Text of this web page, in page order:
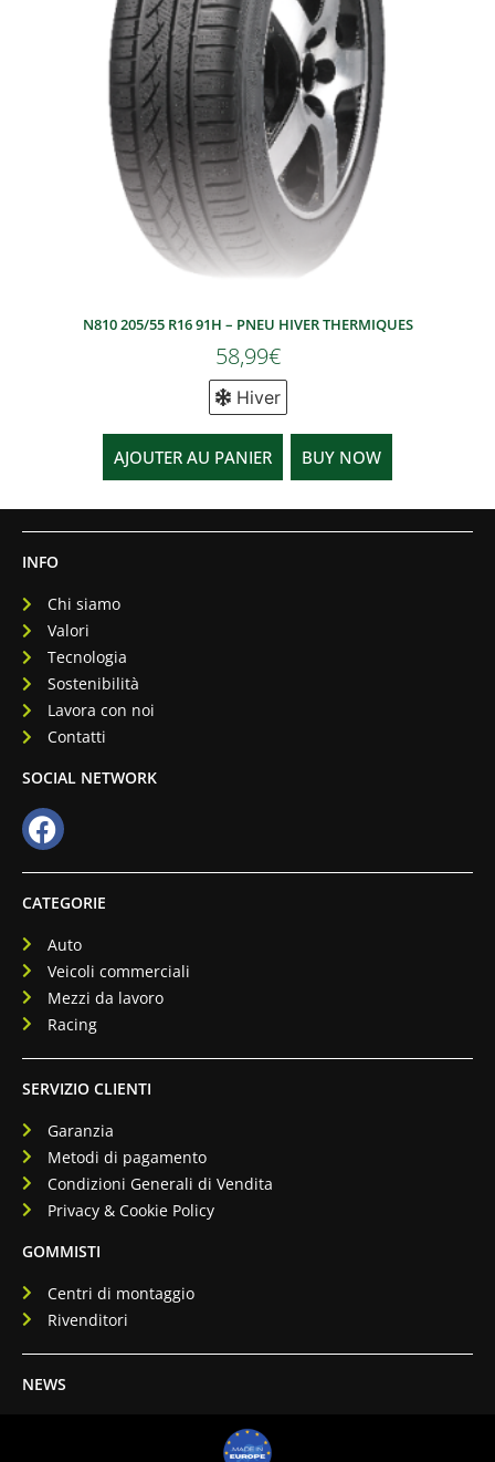
N810 205/55 R16 91H – PNEU HIVER THERMIQUES
58,99€
Hiver
AJOUTER AU PANIER BUY NOW
CATEGORIE
Auto
Veicoli commerciali
Mezzi da lavoro
Racing
INFO
Chi siamo
Valori
Tecnologia
Sostenibilità
Lavora con noi
Contatti
SOCIAL NETWORK
SERVIZIO CLIENTI
Garanzia
Metodi di pagamento
Condizioni Generali di Vendita
Privacy & Cookie Policy
GOMMISTI
Centri di montaggio
Rivenditori
NEWS